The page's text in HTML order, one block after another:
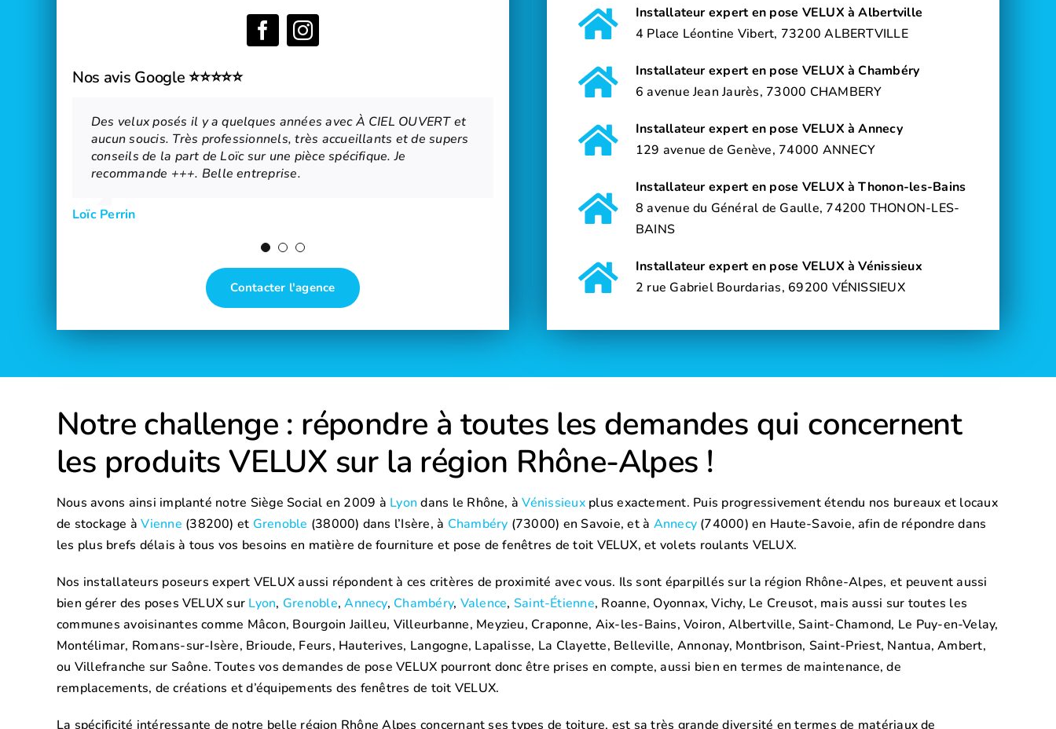
Nos avis Google ⭐⭐⭐⭐⭐
Des velux posés il y a quelques années avec À CIEL OUVERT et
aucun soucis. Très professionnels, très accueillants et de supers
conseils de la part de Loïc sur une pièce spécifique. Je
recommande +++. Belle entreprise.
Loïc Perrin
Gaël et Mickaël prennent le temps d’analyser le terrain et
d’expliquer les différentes options possibles. N’hésitez pas à
faire appel à cette entreprise car vous rencontrez de vrais
professionnels à l’écoute.
Isa Adobati
Loïc Gauthier est intervenu ce jour sur notre velux . Dépannage
efficace… en une demie heure… cerise sur le gâteau, il a nettoyé
le vitrage… Nous sommes ravis de son intervention !
Contacter l'agence
Installateur expert en pose VELUX à Albertville
4 Place Léontine Vibert, 73200 ALBERTVILLE
Installateur expert en pose VELUX à Chambéry
6 avenue Jean Jaurès, 73000 CHAMBERY
Installateur expert en pose VELUX à Annecy
129 avenue de Genève, 74000 ANNECY
Installateur expert en pose VELUX à Thonon-les-Bains
8 avenue du Général de Gaulle, 74200 THONON-LES-
BAINS
Installateur expert en pose VELUX à Vénissieux
2 rue Gabriel Bourdarias, 69200 VÉNISSIEUX
Notre challenge : répondre à toutes les demandes qui concernent
les produits VELUX sur la région Rhône-Alpes !
Nous avons ainsi implanté notre Siège Social en 2009 à Lyon dans le Rhône, àVénissieuxplus exactement. Puis progressivement étendu nos bureaux et locaux
de stockage àVienne (38200) et Grenoble (38000) dans l’Isère, à Chambéry (73000) en Savoie, et à Annecy (74000) en Haute-Savoie, afin de répondre dans
les plus brefs délais à tous vos besoins en matière de fourniture et pose de fenêtres de toit VELUX, et volets roulants VELUX.
Nos installateurs poseurs expert VELUX aussi répondent à ces critères de proximité avec vous. Ils sont éparpillés sur la région Rhône-Alpes, et peuvent aussi
bien gérer des poses VELUX sur Lyon, Grenoble,Annecy, Chambéry, Valence, Saint-Étienne, Roanne, Oyonnax, Vichy, Le Creusot, mais aussi sur toutes les
communes avoisinantes comme Mâcon, Bourgoin Jailleu, Villeurbanne, Meyzieu, Craponne, Aix-les-Bains, Voiron, Albertville, Saint-Chamond, Le Puy-en-Velay,
Montélimar, Romans-sur-Isère, Brioude, Feurs, Hauterives, Langogne, Lapalisse, La Clayette, Belleville, Annonay, Montbrison, Saint-Priest, Nantua, Ambert,
ou Villefranche sur Saône. Toutes vos demandes de pose VELUX pourront donc être prises en compte, aussi bien en termes de maintenance, de
remplacements, de créations et d’équipements des fenêtres de toit VELUX.
La spécificité intéressante de notre belle région Rhône Alpes concernant ses types de toiture, est sa très grande diversité en termes de matériaux de